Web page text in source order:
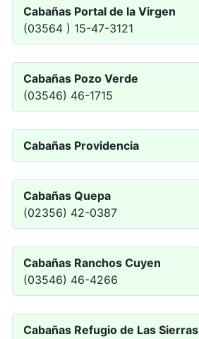
Cabañas Portal de la Virgen
(03564 ) 15-47-3121
Cabañas Pozo Verde
(03546) 46-1715
Cabañas Providencia
Cabañas Quepa
(02356) 42-0387
Cabañas Ranchos Cuyen
(03546) 46-4266
Cabañas Refugio de Las Sierras